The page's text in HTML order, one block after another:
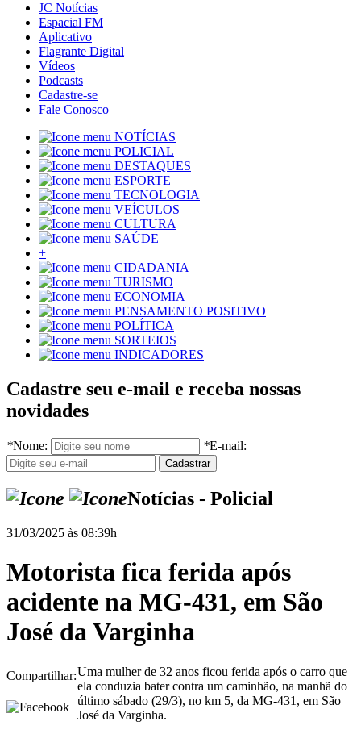
JC Notícias
Espacial FM
Aplicativo
Flagrante Digital
Vídeos
Podcasts
Cadastre-se
Fale Conosco
NOTÍCIAS
POLICIAL
DESTAQUES
ESPORTE
TECNOLOGIA
VEÍCULOS
CULTURA
SAÚDE
+
CIDADANIA
TURISMO
ECONOMIA
PENSAMENTO POSITIVO
POLÍTICA
SORTEIOS
INDICADORES
Cadastre seu e-mail e receba nossas
novidades
*Nome: *E-mail:
Notícias - Policial
31/03/2025 às 08:39h
Motorista fica ferida após
acidente na MG-431, em São
José da Varginha
Compartilhar:Uma mulher de 32 anos ficou ferida após o carro que
ela conduzia bater contra um caminhão, na manhã do
último sábado (29/3), no km 5, da MG-431, em São
José da Varginha.